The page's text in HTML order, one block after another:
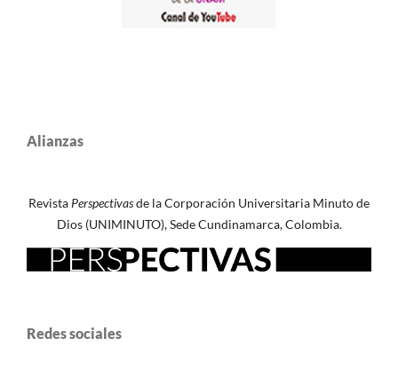
Alianzas
Revista Perspectivasde la Corporación Universitaria Minuto de
Dios (UNIMINUTO), Sede Cundinamarca, Colombia.
Redes sociales